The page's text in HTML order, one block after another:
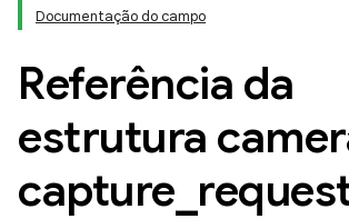
Documentação do campo
Referência da
estrutura
capture